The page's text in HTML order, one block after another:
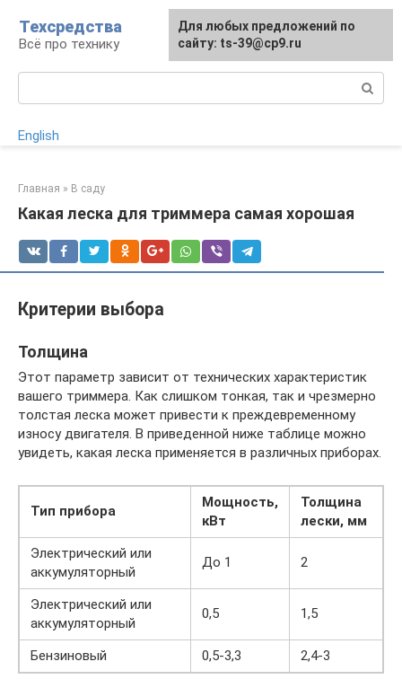
контенту
Техсредства
Всё про технику
English
Главная » В саду
Какая леска для триммера самая хорошая
Критерии выбора
Толщина
Этот параметр зависит от технических характеристик
вашего триммера. Как слишком тонкая, так и чрезмерно
толстая леска может привести к преждевременному
износу двигателя. В приведенной ниже таблице можно
увидеть, какая леска применяется в различных приборах.
Тип прибора
Мощность,
кВт
Толщина
лески, мм
Электрический или
аккумуляторный
До 1 2
Электрический или
аккумуляторный
0,5 1,5
Бензиновый 0,5-3,3 2,4-3
Для любых предложений по
сайту: ts-39@cp9.ru